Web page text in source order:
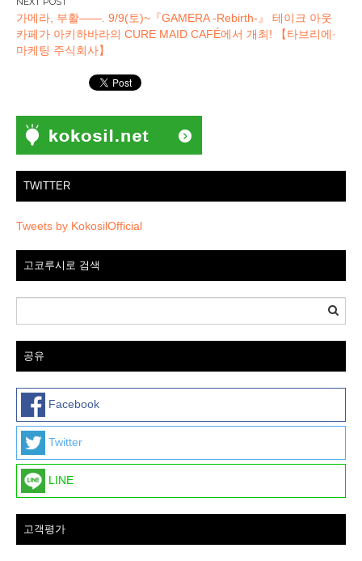
가메라, 부활――. 9/9(토)~『GAMERA -Rebirth-』 테이크 아웃
카페가 아키하바라의 CURE MAID CAFÉ에서 개최! 【타브리에·
마케팅 주식회사】
TWITTER
Tweets by KokosilOfficial
고코루시로 검색
공유
Facebook
Twitter
LINE
고객평가